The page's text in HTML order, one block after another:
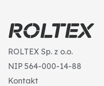
ROLTEX Sp. z o.o.
NIP 564-000-14-88
Kontakt